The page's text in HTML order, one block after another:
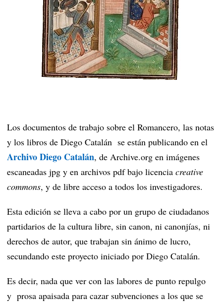
Los documentos de trabajo sobre el Romancero, las notas
y los libros de Diego Catalán se están publicando en el
Archivo Diego Catalán, de Archive.org en imágenes
escaneadas jpg y en archivos pdf bajo licencia creative
commons, y de libre acceso a todos los investigadores.
Esta edición se lleva a cabo por un grupo de ciudadanos
partidarios de la cultura libre, sin canon, ni canonjías, ni
derechos de autor, que trabajan sin ánimo de lucro,
secundando este proyecto iniciado por Diego Catalán.
Es decir, nada que ver con las labores de punto repulgo
y prosa apaisada para cazar subvenciones a los que se